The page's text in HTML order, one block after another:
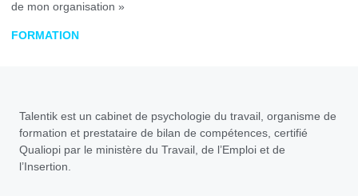
de mon organisation »
FORMATION
Talentik est un cabinet de psychologie du travail, organisme de
formation et prestataire de bilan de compétences, certifié
Qualiopi par le ministère du Travail, de l’Emploi et de
l’Insertion.